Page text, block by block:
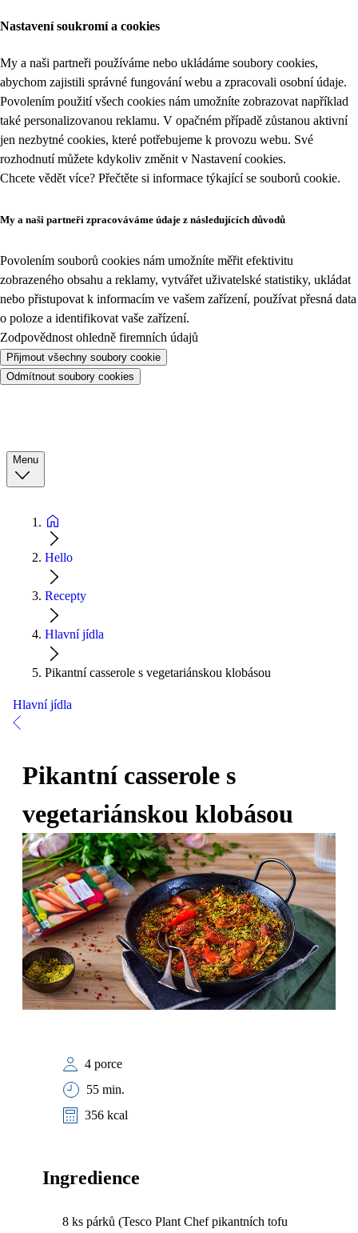
Nastavení soukromí a cookies
My a naši partneři používáme nebo ukládáme soubory cookies,
abychom zajistili správné fungování webu a zpracovali osobní údaje.
Povolením použití všech cookies nám umožníte zobrazovat například
také personalizovanou reklamu. V opačném případě zůstanou aktivní
jen nezbytné cookies, které potřebujeme k provozu webu. Své
rozhodnutí můžete kdykoliv změnit v Nastavení cookies.
Chcete vědět více? Přečtěte si informace týkající se souborů cookie.
My a naši partneři zpracováváme údaje z následujících důvodů
Povolením souborů cookies nám umožníte měřit efektivitu
zobrazeného obsahu a reklamy, vytvářet uživatelské statistiky, ukládat
nebo přistupovat k informacím ve vašem zařízení, používat přesná data
o poloze a identifikovat vaše zařízení.
Zodpovědnost ohledně firemních údajů
Přijmout všechny soubory cookie
Odmítnout soubory cookies
Menu
Hello
Recepty
Hlavní jídla
Pikantní casserole s vegetariánskou klobásou
Hlavní jídla
Pikantní casserole s
vegetariánskou klobásou
4 porce
55 min.
356 kcal
Ingredience
8 ks párků (Tesco Plant Chef pikantních tofu